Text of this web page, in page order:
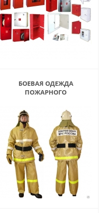
БОЕВАЯ ОДЕЖДА
ПОЖАРНОГО